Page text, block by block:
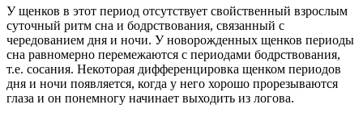
У щенков в этот период отсутствует свойственный взрослым
суточный ритм сна и бодрствования, связанный с
чередованием дня и ночи. У новорожденных щенков периоды
сна равномерно перемежаются с периодами бодрствования,
т.е. сосания. Некоторая дифференцировка щенком периодов
дня и ночи появляется, когда у него хорошо прорезываются
глаза и он понемногу начинает выходить из логова.